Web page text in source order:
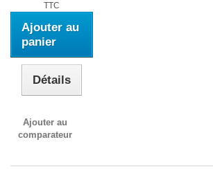
TTC
Ajouter au
panier
Détails
Ajouter au
comparateur